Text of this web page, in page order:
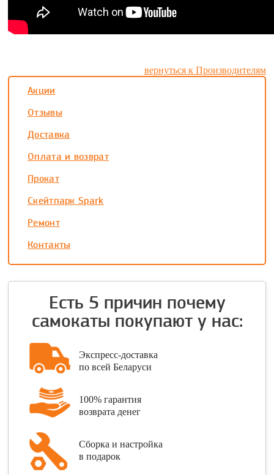
вернуться к Производителям
Акции
Отзывы
Доставка
Оплата и возврат
Прокат
Скейтпарк Spark
Ремонт
Контакты
Есть 5 причин почему
самокаты покупают у нас:
Экспресс-доставка
по всей Беларуси
100% гарантия
возврата денег
Сборка и настройка
в подарок